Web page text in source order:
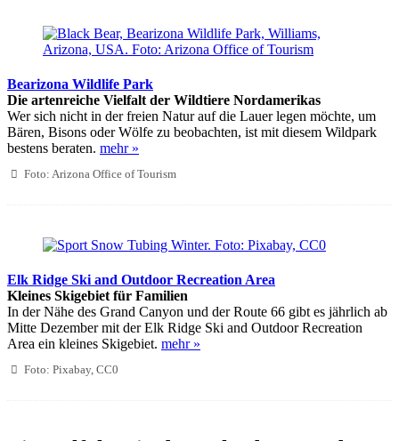
Bearizona Wildlife Park
Die artenreiche Vielfalt der Wildtiere Nordamerikas
Wer sich nicht in der freien Natur auf die Lauer legen möchte, um
Bären, Bisons oder Wölfe zu beobachten, ist mit diesem Wildpark
bestens beraten. mehr »
Foto: Arizona Office of Tourism
Elk Ridge Ski and Outdoor Recreation Area
Kleines Skigebiet für Familien
In der Nähe des Grand Canyon und der Route 66 gibt es jährlich ab
Mitte Dezember mit der Elk Ridge Ski and Outdoor Recreation
Area ein kleines Skigebiet. mehr »
Foto: Pixabay, CC0